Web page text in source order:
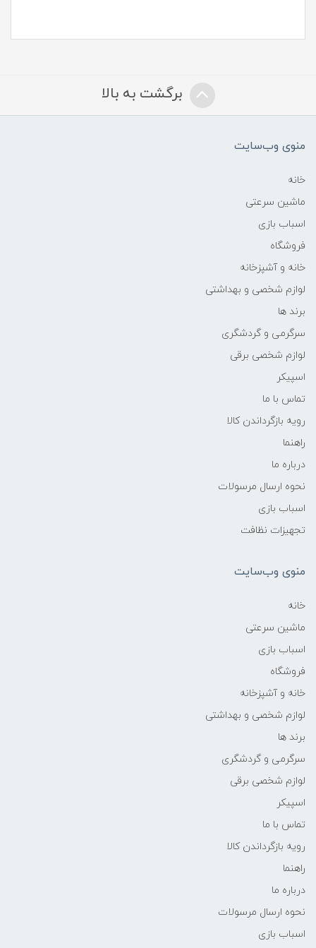
برگشت به بالا
منوی وب‌سایت
خانه
ماشین سرعتی
اسباب بازی
فروشگاه
خانه و آشپزخانه
لوازم شخصی و بهداشتی
برند ها
سرگرمی و گردشگری
لوازم شخصی برقی
اسپیکر
تماس با ما
رویه بازگرداندن کالا
راهنما
درباره ما
نحوه ارسال مرسولات
اسباب بازی
تجهیزات نظافت
منوی وب‌سایت
خانه
ماشین سرعتی
اسباب بازی
فروشگاه
خانه و آشپزخانه
لوازم شخصی و بهداشتی
برند ها
سرگرمی و گردشگری
لوازم شخصی برقی
اسپیکر
تماس با ما
رویه بازگرداندن کالا
راهنما
درباره ما
نحوه ارسال مرسولات
اسباب بازی